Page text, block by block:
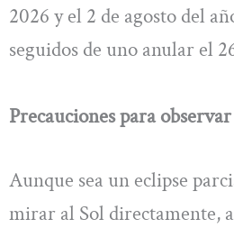
2026 y el 2 de agosto del
seguidos de uno anular el
Precauciones para
Aunque sea un eclipse
mirar al Sol directamente,